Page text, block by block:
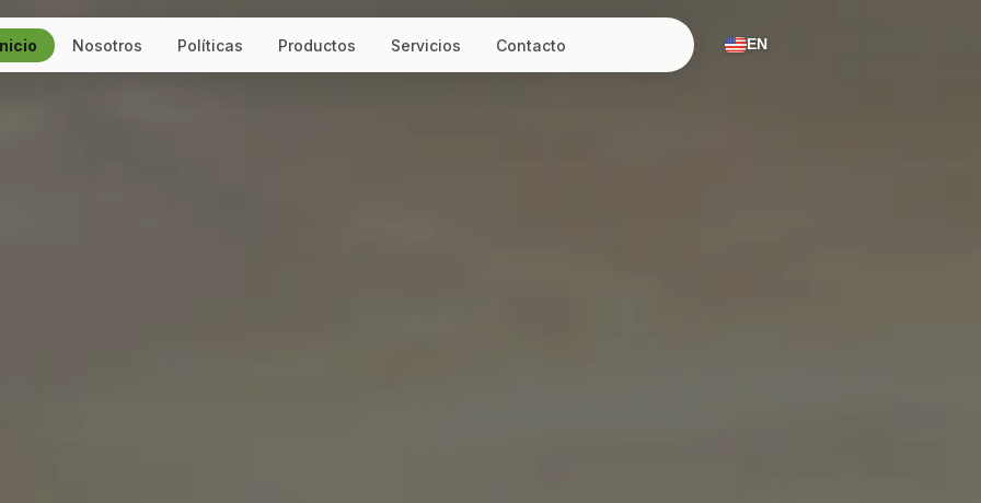
Nosotros Políticas Productos Servicios Contacto EN